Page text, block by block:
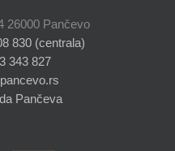
26000 Pančevo
830 (centrala)
343 827
Pančeva